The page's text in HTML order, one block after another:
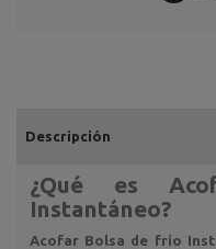
Descripción
¿Qué es
Instantáneo?
Acofar Bolsa de frío